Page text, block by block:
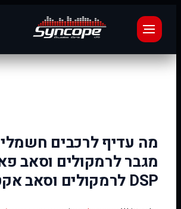
לדלג
מה עדיף לרכבים
מגבר לרמקולים וסאב
DSP לרמקולים וסאב אקטיבי?